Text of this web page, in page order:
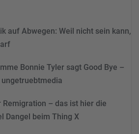
auf Abwegen: Weil nicht sein kann,
Bonnie Tyler sagt Good Bye –
Remigration – das ist hier die
Dangel beim Thing X